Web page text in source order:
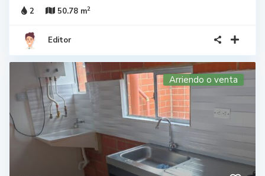
2
50.78 m2
Editor
Arriendo o venta